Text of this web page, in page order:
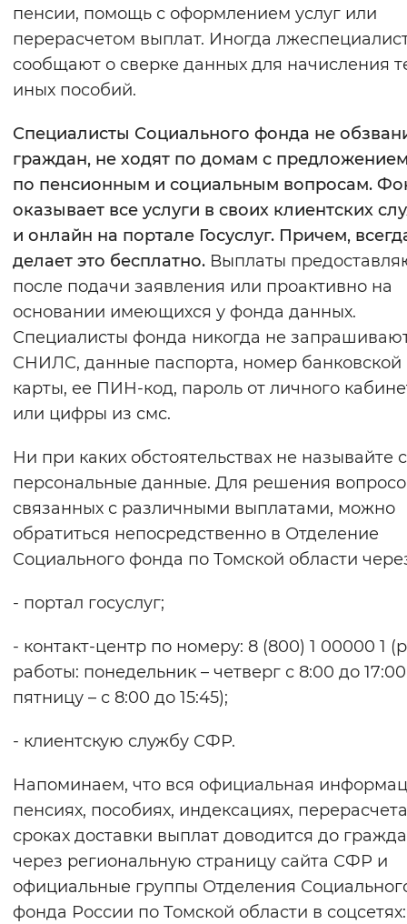
пенсии, помощь с оформлением услуг или
перерасчетом выплат. Иногда
сообщают о сверке данных для начисления
иных пособий.
Специалисты Социального фонда не
граждан, не ходят по домам с
по пенсионным и социальным вопросам.
оказывает все услуги в своих клиентских
и онлайн на портале Госуслуг. Причем,
делает это бесплатно. Выплаты
после подачи заявления или проактивно на
основании имеющихся у фонда данных.
Специалисты фонда никогда не
СНИЛС, данные паспорта, номер банковской
карты, ее ПИН-код, пароль от личного
или цифры из смс.
Ни при каких обстоятельствах не называйте
персональные данные. Для решения
связанных с различными выплатами, можно
обратиться непосредственно в Отделение
Социального фонда по Томской области
- портал госуслуг;
- контакт-центр по номеру: 8 (800) 1 00000 1
работы: понедельник – четверг с 8:00 до
пятницу – с 8:00 до 15:45);
- клиентскую службу СФР.
Напоминаем, что вся официальная
пенсиях, пособиях, индексациях,
сроках доставки выплат доводится до
через региональную страницу сайта СФР и
официальные группы Отделения
фонда России по Томской области в соцсетях: